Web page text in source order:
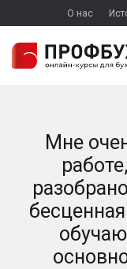
О нас
Мне